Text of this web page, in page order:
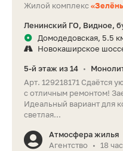
Жилой комплекс
Ленинский ГО, Видное,
Домодедовская, 5.5
Новокаширское
5-й этаж из 14 •
Арт. 129218171 Сдаётся
с отличным ремонтом!
Идеальный вариант для
светлая...
Атмосфера жилья
Агентство
• 18